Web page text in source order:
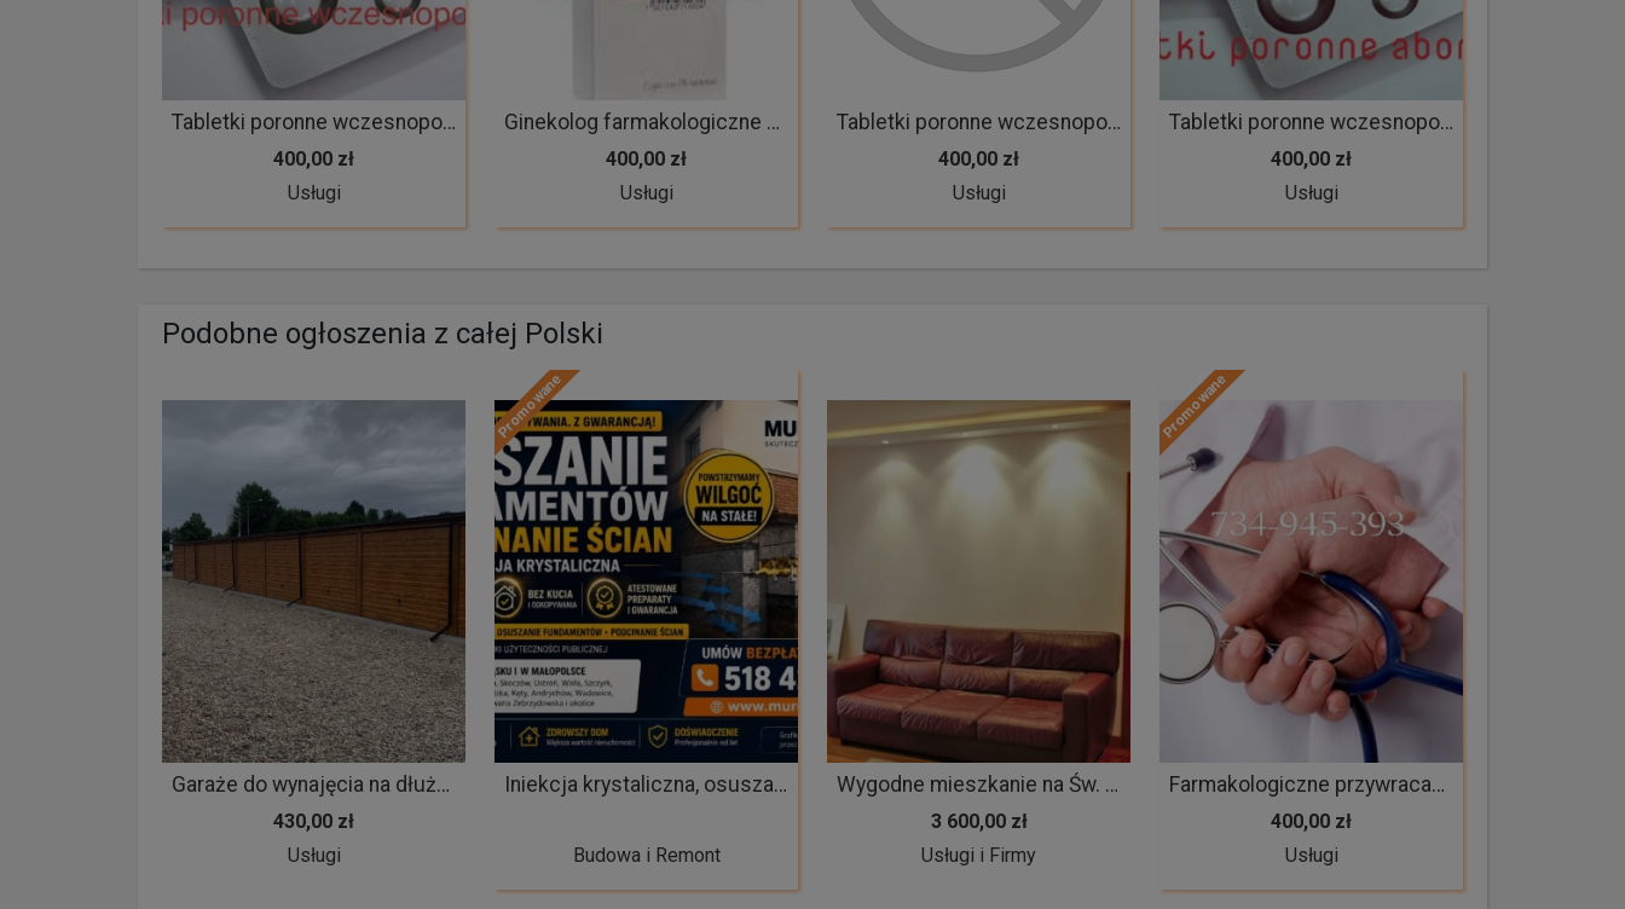
Tabletki poronne wczesnoporonne aborcyjne arthrotec cytotec misoprostol mifepristone dyskretnie ginekolog
400,00 zł
Usługi
Ginekolog farmakologiczne przywracanie miesiączki cyklu tabletki poronne wczesnoporonne aborcja farmakologiczna
400,00 zł
Usługi
Tabletki poronne wczesnoporonne aborcyjne arthrotec cytotec misoprostol mifepristone dyskretnie ginekolog
400,00 zł
Usługi
Tabletki poronne wczesnoporonne aborcyjne arthrotec cytotec misoprostol mifepristone dyskretnie ginekolog
400,00 zł
Usługi
Podobne ogłoszenia z całej Polski
Garaże do wynajęcia na dłużej Kołobrzeg-Zieleniewo u. Marmurowa
430,00 zł
Usługi
Promowane
Iniekcja krystaliczna, osuszanie fundamentów i podcinanie ścian - skutecznie Śląsk/Małopolska
Budowa i Remont
Wygodne mieszkanie na Św. Wincentego 114
3 600,00 zł
Usługi i Firmy
Promowane
Farmakologiczne przywracanie miesiączki bez zabiegowe przywracanie cyklu okresu tabletki poronne wczesnoporonne
400,00 zł
Usługi